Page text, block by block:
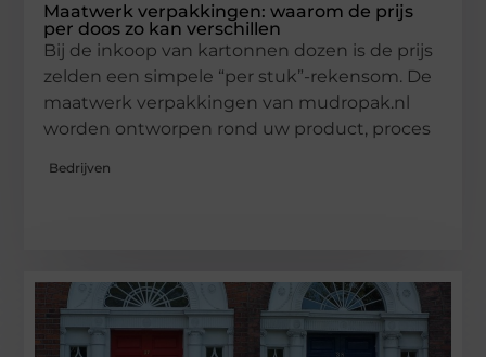
Maatwerk verpakkingen: waarom de prijs
per doos zo kan verschillen
Bij de inkoop van kartonnen dozen is de prijs
zelden een simpele “per stuk”-rekensom. De
maatwerk verpakkingen van mudropak.nl
worden ontworpen rond uw product, proces
Bedrijven